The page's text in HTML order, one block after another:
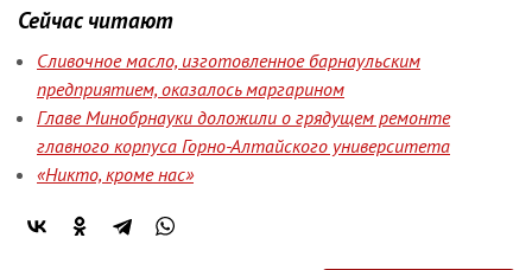
Сейчас читают
Сливочное масло, изготовленное барнаульским
предприятием, оказалось маргарином
Главе Минобрнауки доложили о грядущем ремонте
главного корпуса Горно-Алтайского университета
«Никто, кроме нас»